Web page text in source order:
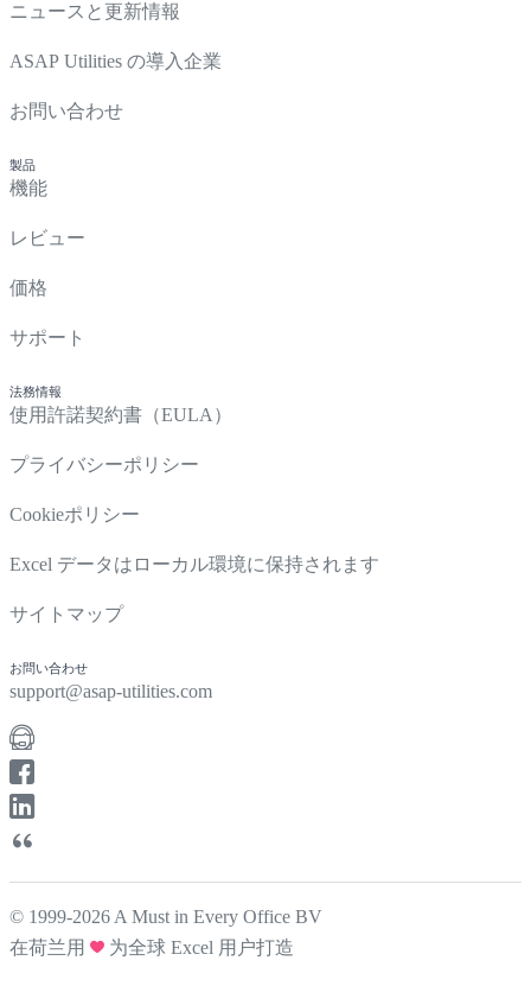
ニュースと更新情報
ASAP Utilities の導入企業
お問い合わせ
製品
機能
レビュー
価格
サポート
法務情報
使用許諾契約書（EULA）
プライバシーポリシー
Cookieポリシー
Excel データはローカル環境に保持されます
サイトマップ
お問い合わせ
support@asap-utilities.com
© 1999-2026 A Must in Every Office BV
在荷兰用
为全球 Excel 用户打造